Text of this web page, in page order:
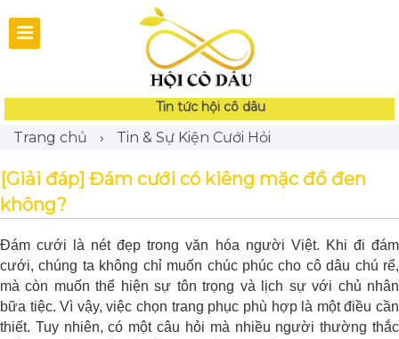
Tin tức hội cô dâu
Trang chủ › Tin & Sự Kiện Cưới Hỏi
[Giải đáp] Đám cưới có kiêng mặc đồ đen
không?
Đám cưới là nét đẹp trong văn hóa người Việt. Khi đi đám
cưới, chúng ta không chỉ muốn chúc phúc cho cô dâu chú rể,
mà còn muốn thể hiện sự tôn trọng và lịch sự với chủ nhân
bữa tiệc. Vì vậy, việc chọn trang phục phù hợp là một điều cần
thiết. Tuy nhiên, có một câu hỏi mà nhiều người thường thắc